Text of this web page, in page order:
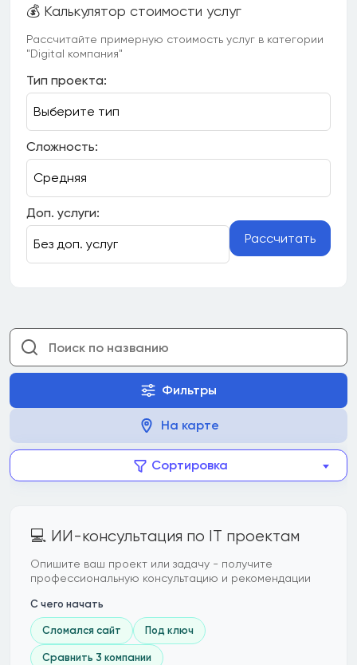
💰 Калькулятор стоимости услуг
Рассчитайте примерную стоимость услуг в категории
"Digital компания"
Тип проекта:
Сложность:
Доп. услуги:
Рассчитать
Фильтры
На карте
Сортировка
💻 ИИ-консультация по IT проектам
Опишите ваш проект или задачу - получите
профессиональную консультацию и рекомендации
С чего начать
Сломался сайт Под ключ
Сравнить 3 компании